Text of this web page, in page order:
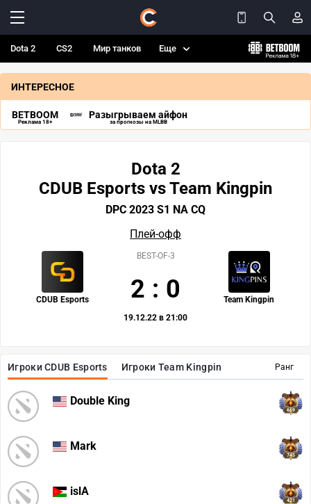
Dota 2 CS2 Мир танков Еще
ИНТЕРЕСНОЕ
BETBOOM
Реклама 18+
Разыгрываем айфон
за прогнозы на MLBB
Ранг
Игроки CDUB Esports Игроки Team Kingpin
Double King
669
Mark
745
islA
421
Dota 2
CDUB Esports vs Team Kingpin
DPC 2023 S1 NA CQ
Плей-офф
CDUB Esports Team Kingpin
BEST-OF-3
2 : 0
19.12.22 в 21:00